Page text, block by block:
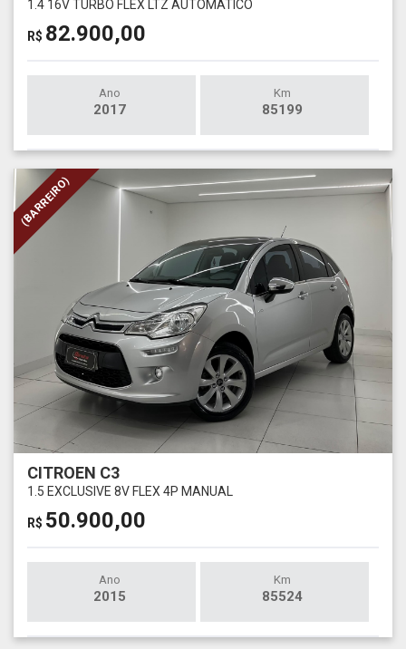
1.4 16V TURBO FLEX LTZ AUTOMÁTICO
R$ 82.900,00
Ano
2017
Km
85199
(BARREIRO)
CITROEN C3
1.5 EXCLUSIVE 8V FLEX 4P MANUAL
R$ 50.900,00
Ano
2015
Km
85524